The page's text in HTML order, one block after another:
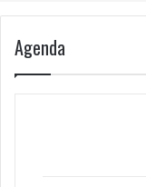
Agenda